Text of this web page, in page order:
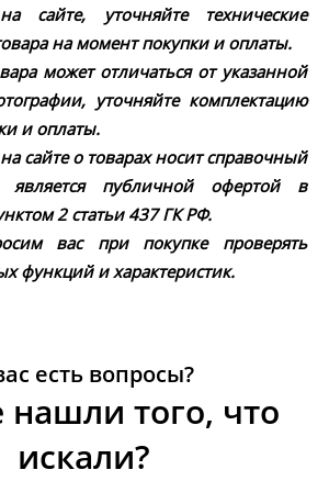
сайте, уточняйте технические
на момент покупки и оплаты.
может отличаться от указанной
уточняйте комплектацию
и оплаты.
сайте о товарах носит справочный
публичной офертой в
2 статьи 437 ГК РФ.
вас при покупке проверять
функций и характеристик.
есть вопросы?
того, что
искали?